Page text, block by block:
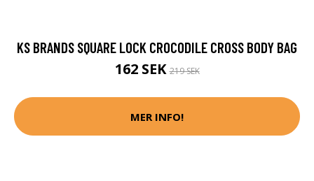
KS BRANDS SQUARE LOCK CROCODILE CROSS BODY BAG
162 SEK219 SEK
MER INFO!